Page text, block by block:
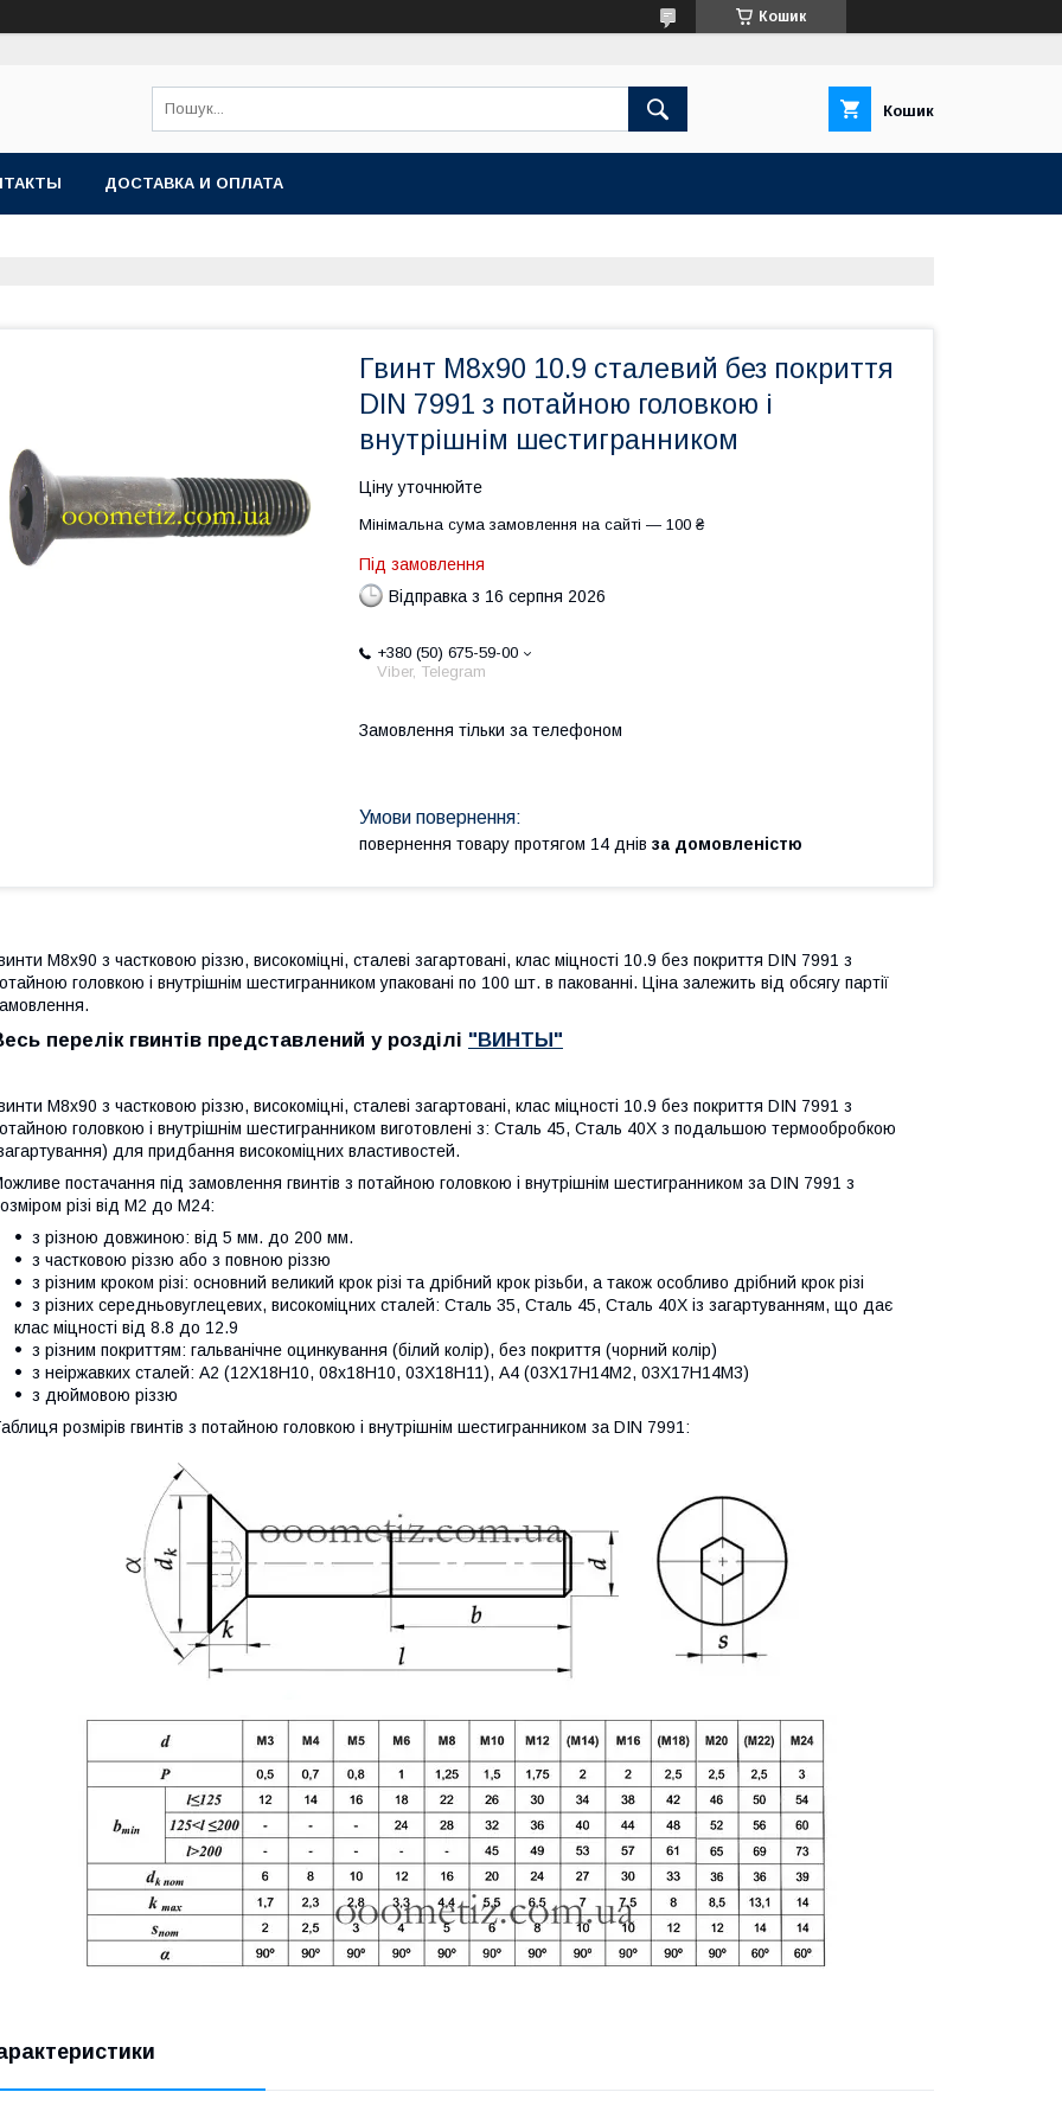
Кошик
Кошик
ДОСТАВКА И ОПЛАТА
Гвинт М8х90 10.9 сталевий без покриття
DIN 7991 з потайною головкою і
внутрішнім шестигранником
Ціну уточнюйте
Мінімальна сума замовлення на сайті — 100 ₴
Під замовлення
Відправка з 16 серпня 2026
+380 (50) 675-59-00
Viber, Telegram
Замовлення тільки за телефоном
повернення товару протягом 14 днів за домовленістю
М8х90 з частковою різзю, високоміцні, сталеві загартовані, клас міцності 10.9 без покриття DIN 7991 з
головкою і внутрішнім шестигранником упаковані по 100 шт. в пакованні. Ціна залежить від обсягу партії
перелік гвинтів представлений у розділі "ВИНТЫ"
М8х90 з частковою різзю, високоміцні, сталеві загартовані, клас міцності 10.9 без покриття DIN 7991 з
головкою і внутрішнім шестигранником виготовлені з: Сталь 45, Сталь 40Х з подальшою термообробкою
для придбання високоміцних властивостей.
постачання під замовлення гвинтів з потайною головкою і внутрішнім шестигранником за DIN 7991 з
різі від М2 до М24:
з різною довжиною: від 5 мм. до 200 мм.
з частковою різзю або з повною різзю
з різним кроком різі: основний великий крок різі та дрібний крок різьби, а також особливо дрібний крок різі
з різних середньовуглецевих, високоміцних сталей: Сталь 35, Сталь 45, Сталь 40Х із загартуванням, що дає
клас міцності від 8.8 до 12.9
з різним покриттям: гальванічне оцинкування (білий колір), без покриття (чорний колір)
з неіржавких сталей: А2 (12Х18Н10, 08х18Н10, 03Х18Н11), А4 (03Х17Н14М2, 03Х17Н14М3)
з дюймовою різзю
розмірів гвинтів з потайною головкою і внутрішнім шестигранником за DIN 7991: